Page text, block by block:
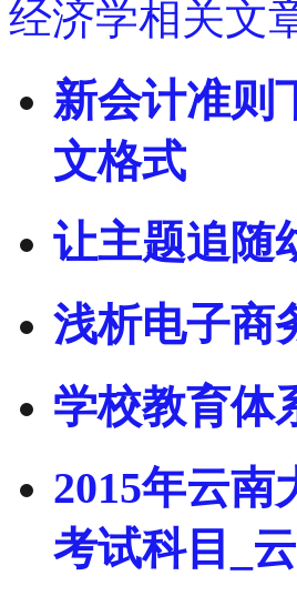
经济学相关文
新会计准则
文格式
让主题追随
浅析电子商
学校教育体
2015年云
考试科目_